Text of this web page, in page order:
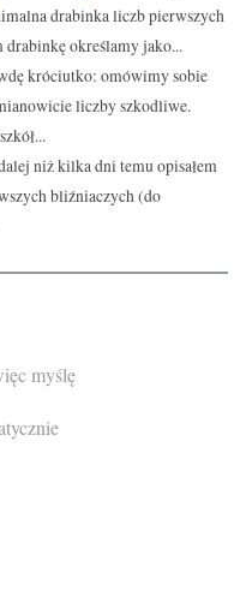
drabinka liczb pierwszych
określamy jako...
króciutko: omówimy sobie
liczby szkodliwe.
niż kilka dni temu opisałem
bliźniaczych (do
myślę